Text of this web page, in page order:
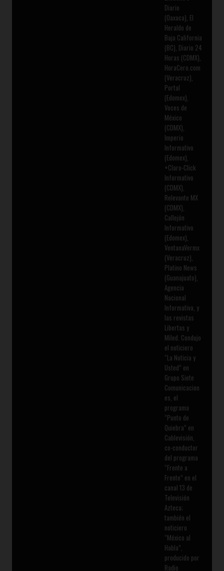
Diario
(Oaxaca), El
Heraldo de
Baja California
(BC), Diario 24
Horas (CDMX),
HoraCero.com
(Veracruz),
Portal
(Edomex),
Voces de
México
(CDMX),
Imperio
Informativo
(Edomex),
+Claro-Click
Informativo
(CDMX),
Relevante MX
(CDMX),
Callejón
Informativo
(Edomex),
VentanaVermx
(Veracruz),
Platino News
(Guanajuato),
Agencia
Nacional
Informativa, y
las revistas
Libertas y
Miled. Condujo
el noticiero
“La Noticia y
Usted” en
Grupo Siete
Comunicacion
es, el
programa
“Punto de
Quiebra” en
Cablevisión,
co-conductor
del programa
“Frente a
Frente” en el
canal 13 de
Televisión
Azteca;
también el
noticiero
“México al
Habla”,
producido por
Radio